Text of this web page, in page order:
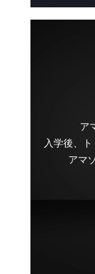
ア
入学後、
アマ